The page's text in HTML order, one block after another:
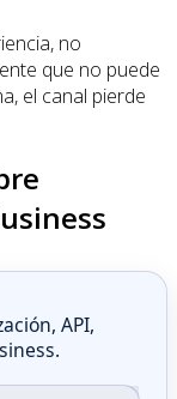
no
que no puede
el canal pierde
API,